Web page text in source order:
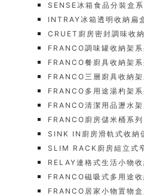
SENSE冰箱食品分裝盒系
INTRAY冰箱透明收納扁
CRUET廚房密封調味收
FRANCO調味罐收納架系
FRANCO餐廚具收納架系
FRANCO三層廚具收納架
FRANCO多用途湯杓架系
FRANCO清潔用品瀝水架
FRANCO廚房儲米桶系列
SINK IN廚房滑軌式收納
SLIM RACK廚房組立式
RELAY連格式生活小物收
FRANCO磁吸式多用途
FRANCO居家小物置物盒